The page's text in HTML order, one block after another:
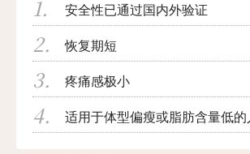
安全性已通过国内外验证
恢复期短
疼痛感极小
适用于体型偏瘦或脂肪含量低的